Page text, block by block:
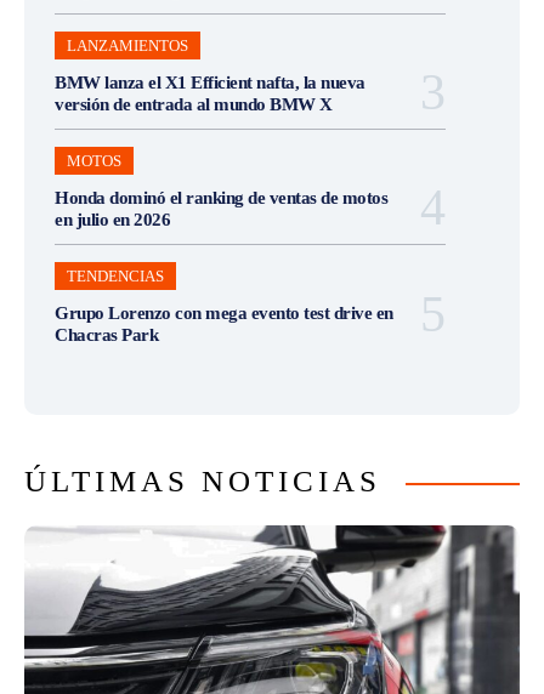
LANZAMIENTOS
BMW lanza el X1 Efficient nafta, la nueva
versión de entrada al mundo BMW X
MOTOS
Honda dominó el ranking de ventas de motos
en julio en 2026
TENDENCIAS
Grupo Lorenzo con mega evento test drive en
Chacras Park
ÚLTIMAS NOTICIAS